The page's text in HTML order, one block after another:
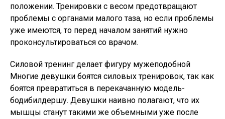
положении. Тренировки с весом предотвращают
проблемы с органами малого таза, но если проблемы
уже имеются, то перед началом занятий нужно
проконсультироваться со врачом.
Силовой тренинг делает фигуру мужеподобной
Многие девушки боятся силовых тренировок, так как
боятся превратиться в перекачанную модель-
бодибилдершу. Девушки наивно полагают, что их
мышцы станут такими же объемными уже после